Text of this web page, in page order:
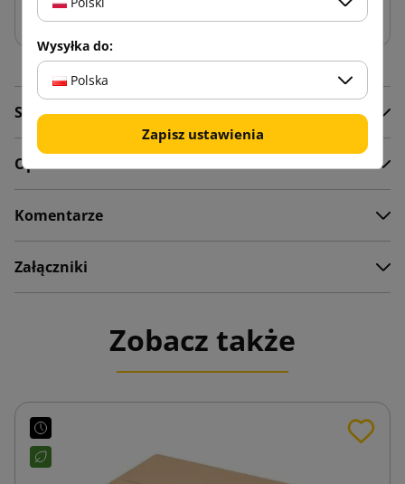
Szczegóły produktu
Opis
Komentarze
Załączniki
Zobacz także
Wysyłka do:
Polska
Zapisz ustawienia